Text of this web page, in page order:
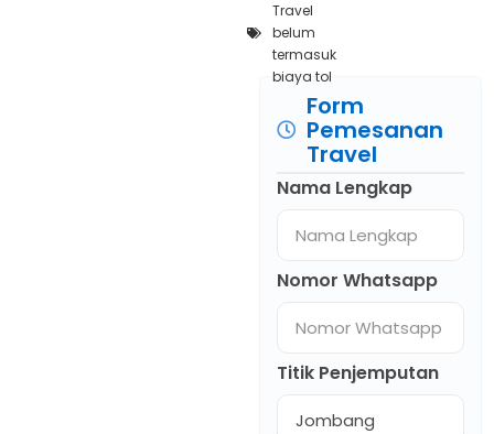
Travel
belum
termasuk
biaya tol
Form
Pemesanan
Travel
Nama Lengkap
Nomor Whatsapp
Titik Penjemputan